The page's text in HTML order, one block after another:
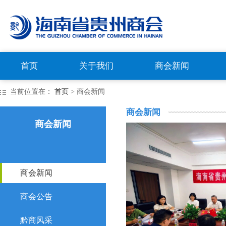
首页 关于我们 商会新闻
当前位置在： 首页 > 商会新闻
商会新闻
商会新闻
商会公告
黔商风采
商会新闻